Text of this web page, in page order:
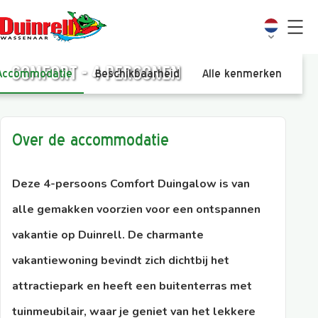
Comfort - 4 personen
Beschikbaarheid Alle kenmerken
Over de accommodatie
Deze 4-persoons Comfort Duingalow is van
alle gemakken voorzien voor een ontspannen
vakantie op Duinrell. De charmante
vakantiewoning bevindt zich dichtbij het
attractiepark en heeft een buitenterras met
tuinmeubilair, waar je geniet van het lekkere